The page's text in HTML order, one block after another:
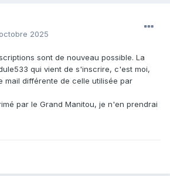
2025
sont de nouveau possible. La
qui vient de s'inscrire, c'est moi,
mail différente de celle utilisée par
par le Grand Manitou, je n'en prendrai